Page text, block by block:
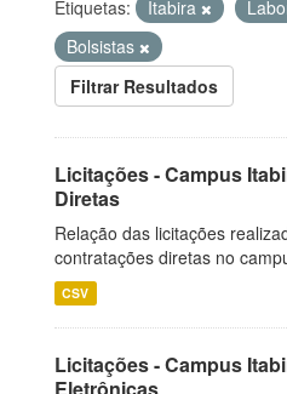
Etiquetas:
Itabira
Bolsistas
Filtrar Resultados
Licitações - Campus
Diretas
Relação das licitações
contratações diretas no
CSV
Licitações - Campus